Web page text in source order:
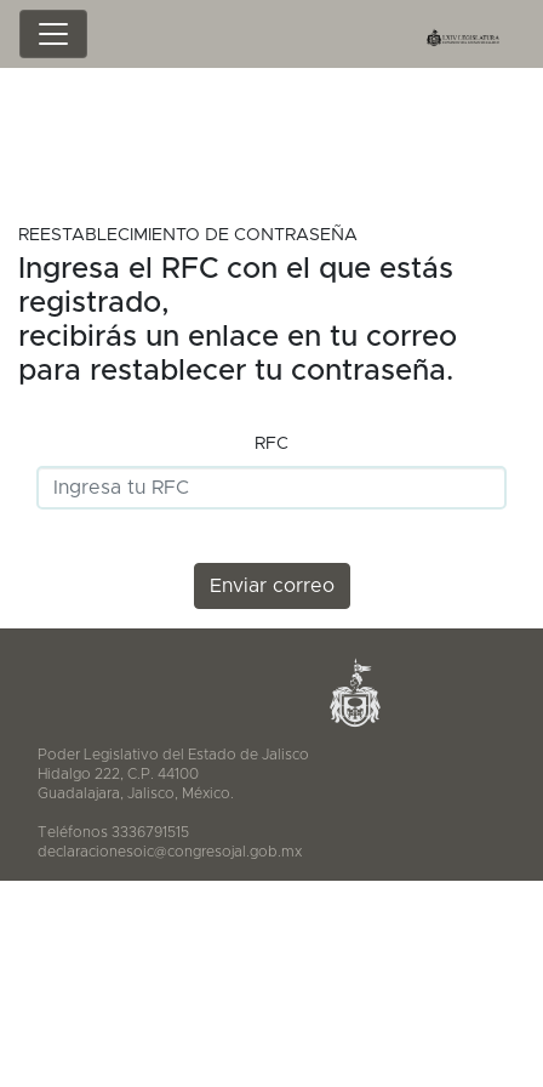
REESTABLECIMIENTO DE CONTRASEÑA
Ingresa el RFC con el que estás
registrado,
recibirás un enlace en tu correo
para restablecer tu contraseña.
RFC
Enviar correo
Poder Legislativo del Estado de Jalisco
Hidalgo 222, C.P. 44100
Guadalajara, Jalisco, México.
Teléfonos 3336791515
declaracionesoic@congresojal.gob.mx